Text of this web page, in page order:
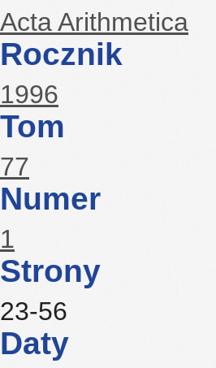
Acta Arithmetica
Rocznik
1996
Tom
77
Numer
1
Strony
23-56
Daty